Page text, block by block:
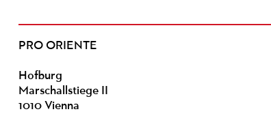
PRO ORIENTE
Hofburg
Marschallstiege II
1010 Vienna